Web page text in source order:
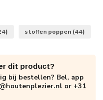
stoffen poppen (44)
dit product?
bij bestellen? Bel, app
or +31